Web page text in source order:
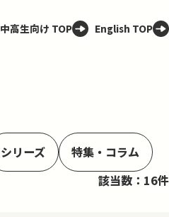
中高生向け TOP English TOP
シリーズ
特集・コラム
該当数：16件